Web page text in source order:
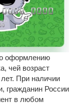
оформлению
чей возраст
При наличии
гражданин России
в любом